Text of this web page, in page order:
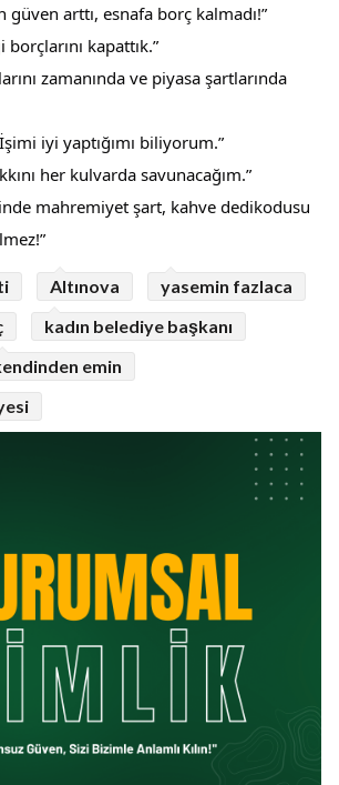
güven arttı, esnafa borç kalmadı!”
kapattık.”
zamanında ve piyasa şartlarında
iyi yaptığımı biliyorum.”
her kulvarda savunacağım.”
mahremiyet şart, kahve dedikodusu
Altınova
yasemin fazlaca
kadın belediye başkanı
emin